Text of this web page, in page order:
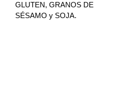
GLUTEN, GRANOS DE
SÉSAMO y SOJA.